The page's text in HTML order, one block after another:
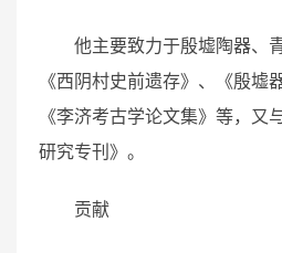
他主要致力于殷墟陶器、
《西阴村史前遗存》、《殷墟
《李济考古学论文集》等，又
研究专刊》。
贡献